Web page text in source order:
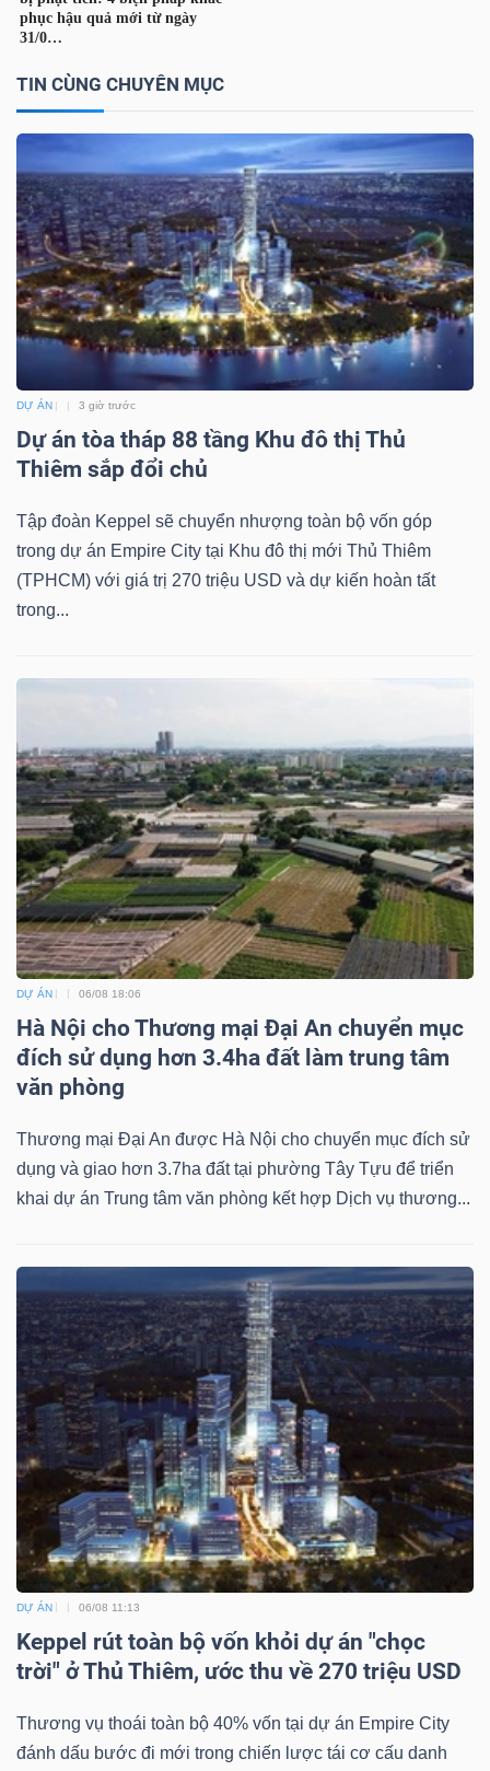
TIN CÙNG CHUYÊN MỤC
DỰ ÁN 3 giờ trước
Dự án tòa tháp 88 tầng Khu đô thị Thủ
Thiêm sắp đổi chủ
Tập đoàn Keppel sẽ chuyển nhượng toàn bộ vốn góp
trong dự án Empire City tại Khu đô thị mới Thủ Thiêm
(TPHCM) với giá trị 270 triệu USD và dự kiến hoàn tất
trong...
DỰ ÁN 06/08 18:06
Hà Nội cho Thương mại Đại An chuyển mục
đích sử dụng hơn 3.4ha đất làm trung tâm
văn phòng
Thương mại Đại An được Hà Nội cho chuyển mục đích sử
dụng và giao hơn 3.7ha đất tại phường Tây Tựu để triển
khai dự án Trung tâm văn phòng kết hợp Dịch vụ thương...
DỰ ÁN 06/08 11:13
Keppel rút toàn bộ vốn khỏi dự án "chọc
trời" ở Thủ Thiêm, ước thu về 270 triệu USD
Thương vụ thoái toàn bộ 40% vốn tại dự án Empire City
đánh dấu bước đi mới trong chiến lược tái cơ cấu danh
YẾU
DÙNG
THIẾT
YẾU
SÓC
SỨC
KHỎE
CHÍNH
CÔNG
NGHỆ
THÔNG
TIN
DỊCH
TRUYỀN
THÔNG
TIỆN
BẤT
ĐỘNG
SẢN
Mã
chứng
khoán
(-)
Tất cả Cổ phiếu Chỉ số Chứng chỉ quỹ
đạo
(-)